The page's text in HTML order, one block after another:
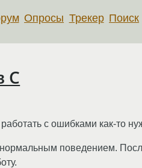
Опросы Трекер Поиск
C
с ошибками как-то
поведением.